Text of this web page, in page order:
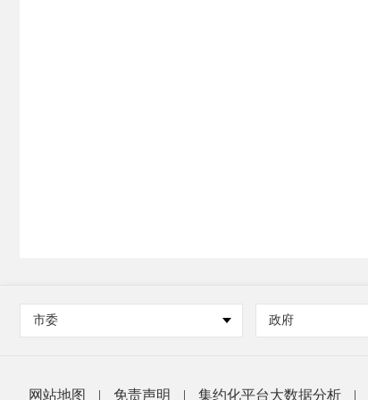
市委 政府
网站地图 | 免责声明 | 集约化平台大数据分析 |